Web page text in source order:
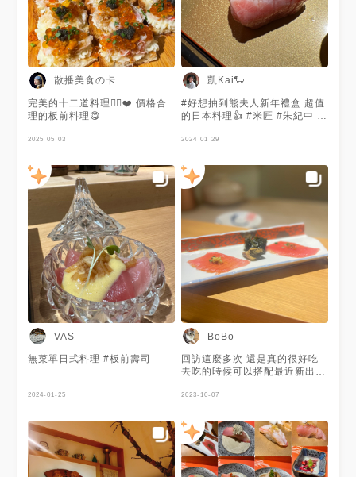
散播美食の卡
完美的十二道料理👍🏻❤️ 價格合
理的板前料理😋
2025-05-03
凱Kai🐑
#好想抽到熊夫人新年禮盒 超值
的日本料理👍 #米匠 #朱紀中 #
2024-01-29
VAS
無菜單日式料理 #板前壽司
2024-01-25
BoBo
回訪這麼多次 還是真的很好吃
去吃的時候可以搭配最近新出的
😍😍
2023-10-07